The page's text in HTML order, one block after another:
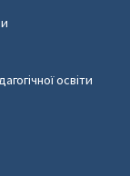
освіти